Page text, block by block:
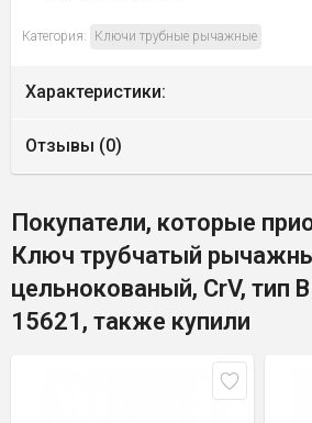
Категория: Ключи трубные рычажные
Характеристики:
Отзывы (0)
Покупатели, которые
Ключ трубчатый
цельнокованый, CrV, тип
15621, также купили